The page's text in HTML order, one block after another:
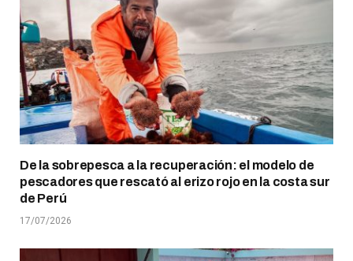
De la sobrepesca a la recuperación: el modelo de
pescadores que rescató al erizo rojo en la costa sur
de Perú
17/07/2026